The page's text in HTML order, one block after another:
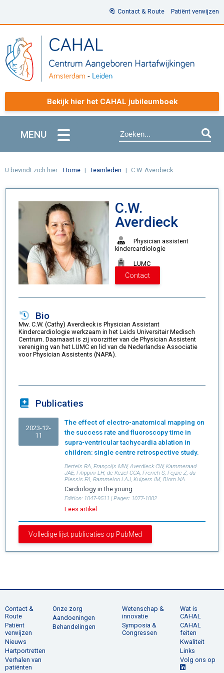
Contact & Route Patiënt verwijzen
Bekijk hier het CAHAL jubileumboek
MENU
U bevindt zich hier: Home Teamleden C.W. Averdieck
C.W.
Averdieck
Physician assistent
kindercardiologie
LUMC
Contact
Bio
Mw. C.W. (Cathy) Averdieck is Physician Assistant
Kindercardiologie werkzaam in het Leids Universitair Medisch
Centrum. Daarnaast is zij voorzitter van de Physician Assistent
vereniging van het LUMC en lid van de Nederlandse Associatie
voor Physician Assistents (NAPA).
Publicaties
2023-12-
11
The effect of electro-anatomical mapping on
the success rate and fluoroscopy time in
supra-ventricular tachycardia ablation in
children: single centre retrospective study.
Bertels RA, Françoijs MW, Averdieck CW, Kammeraad
JAE, Filippini LH, de Kezel CCA, Frerich S, Fejzic Z, du
Plessis FA, Rammeloo LAJ, Kuipers IM, Blom NA.
Cardiology in the young
Edition: 1047-9511 | Pages: 1077-1082
Lees artikel
Volledige lijst publicaties op PubMed
Contact &
Route
Patiënt
verwijzen
Nieuws
Hartportretten
Verhalen van
patiënten
Onze zorg
Aandoeningen
Behandelingen
Wetenschap &
innovatie
Symposia &
Congressen
Wat is
CAHAL
CAHAL
feiten
Kwaliteit
Links
Volg ons op